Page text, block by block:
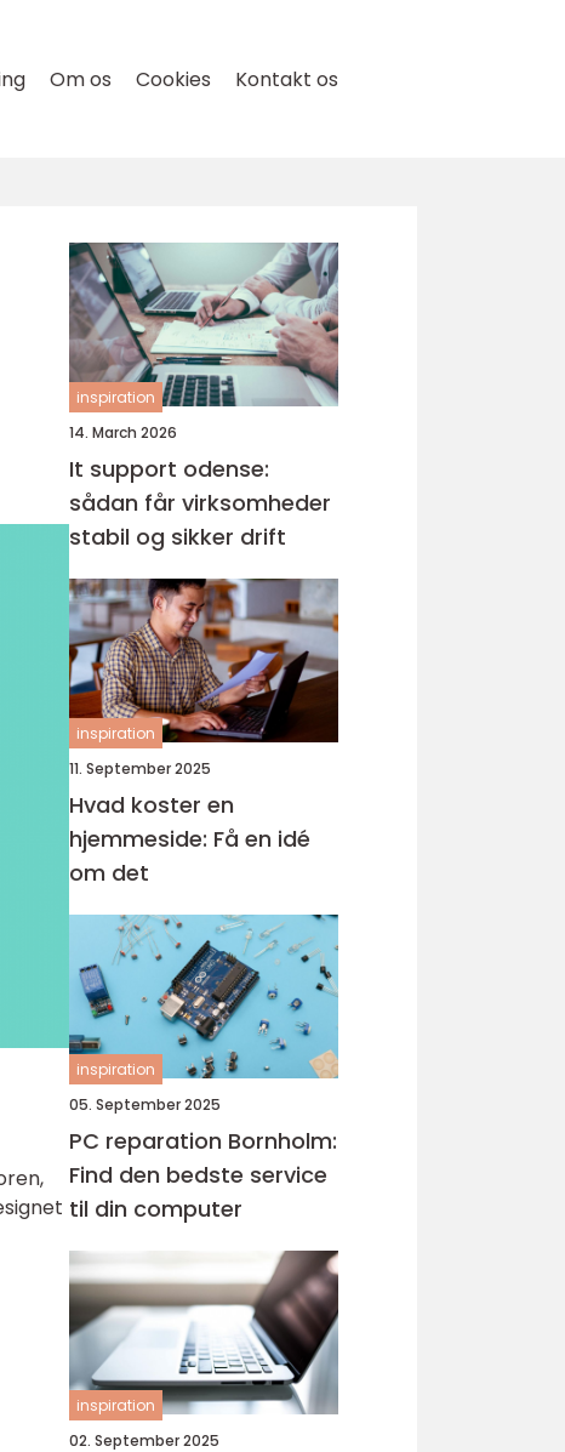
Om os Cookies Kontakt os
inspiration
14. March 2026
It support odense:
sådan får virksomheder
stabil og sikker drift
inspiration
11. September 2025
Hvad koster en
hjemmeside: Få en idé
om det
inspiration
05. September 2025
PC reparation Bornholm:
Find den bedste service
til din computer
inspiration
02. September 2025